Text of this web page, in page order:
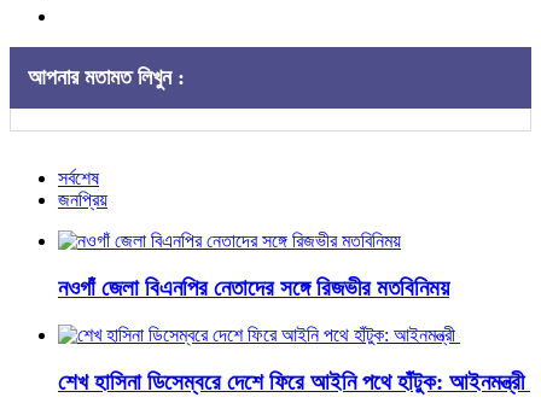
আপনার মতামত লিখুন :
সর্বশেষ
জনপ্রিয়
নওগাঁ জেলা বিএনপির নেতাদের সঙ্গে রিজভীর মতবিনিময়
শেখ হাসিনা ডিসেম্বরে দেশে ফিরে আইনি পথে হাঁটুক: আইনমন্ত্রী